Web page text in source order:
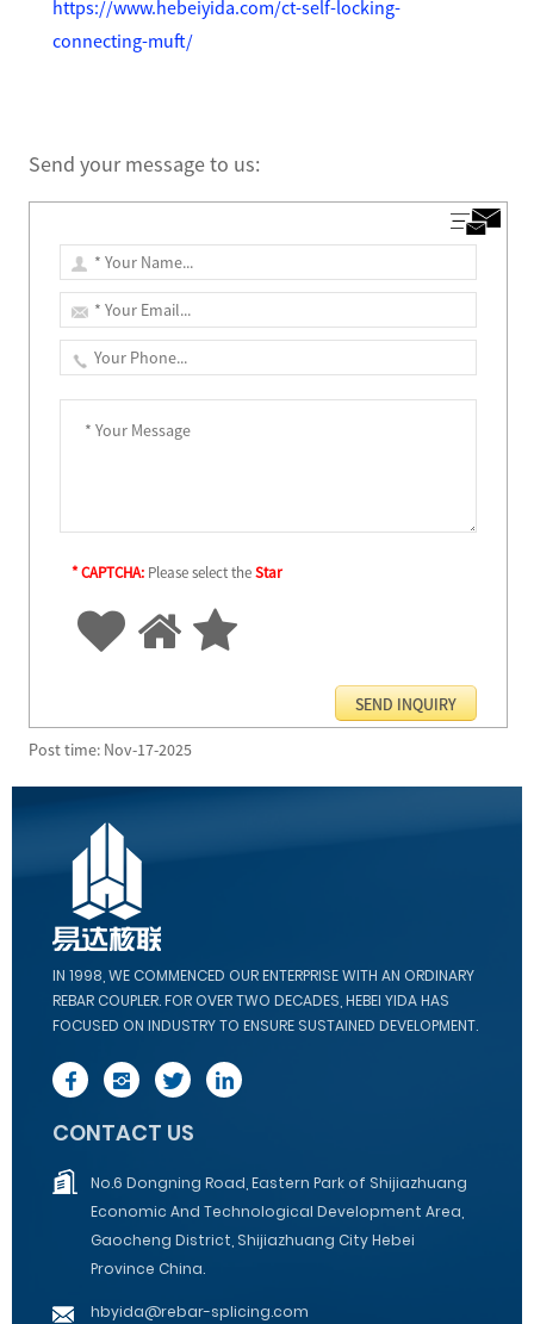
https://www.hebeiyida.com/ct-self-locking-
connecting-muft/
Send your message to us:
* CAPTCHA: Please select theStar
Post time: Nov-17-2025
IN 1998, WE COMMENCED OUR ENTERPRISE WITH AN ORDINARY
REBAR COUPLER. FOR OVER TWO DECADES, HEBEI YIDA HAS
FOCUSED ON INDUSTRY TO ENSURE SUSTAINED DEVELOPMENT.
CONTACT US
No.6 Dongning Road, Eastern Park of Shijiazhuang
Economic And Technological Development Area,
Gaocheng District, Shijiazhuang City Hebei
Province China.
hbyida@rebar-splicing.com